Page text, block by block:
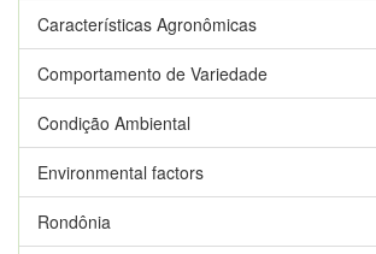
Características Agronômicas
Comportamento de Variedade
Condição Ambiental
Environmental factors
Rondônia